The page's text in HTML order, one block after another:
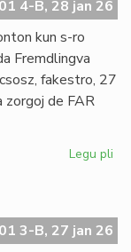
4-B, 28 jan 26
kun s-ro
Fremdlingva
fakestro, 27
de FAR
Legu pli
3-B, 27 jan 26